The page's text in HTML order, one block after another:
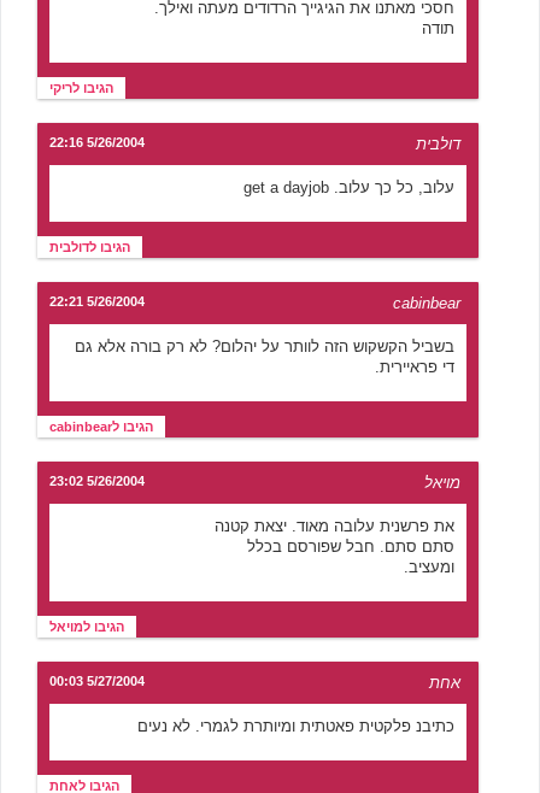
חסכי מאתנו את הגיגייך הרדודים מעתה ואילך.
תודה
הגיבו לריקי
דולבית 5/26/2004 22:16
עלוב, כל כך עלוב. get a dayjob
הגיבו לדולבית
cabinbear
5/26/2004 22:21
בשביל הקשקוש הזה לוותר על יהלום? לא רק בורה אלא גם
די פראיירית.
הגיבו לcabinbear
מויאל 5/26/2004 23:02
את פרשנית עלובה מאוד. יצאת קטנה
סתם סתם. חבל שפורסם בכלל
ומעציב.
הגיבו למויאל
אחת 5/27/2004 00:03
כתיבנ פלקטית פאטתית ומיותרת לגמרי. לא נעים
הגיבו לאחת